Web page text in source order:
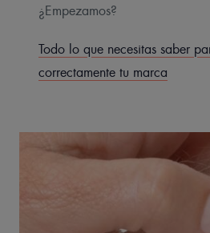
¿Empezamos?
Todo lo que necesitas saber
correctamente tu marca